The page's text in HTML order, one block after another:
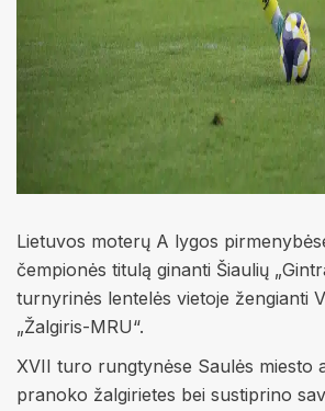
Lietuvos moterų A lygos
čempionės titulą ginanti Šiaulių
turnyrinės lentelės vietoje žengianti
„Žalgiris-MRU“.
XVII turo rungtynėse Saulės miesto
pranoko žalgirietes bei sustiprino